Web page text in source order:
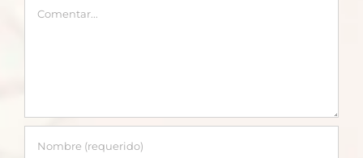
Comentar